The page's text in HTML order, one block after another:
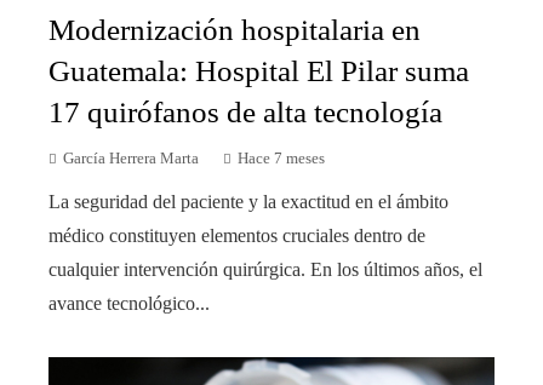
Modernización hospitalaria en
Guatemala: Hospital El Pilar suma
17 quirófanos de alta tecnología
García Herrera Marta Hace 7 meses
La seguridad del paciente y la exactitud en el ámbito
médico constituyen elementos cruciales dentro de
cualquier intervención quirúrgica. En los últimos años, el
avance tecnológico...